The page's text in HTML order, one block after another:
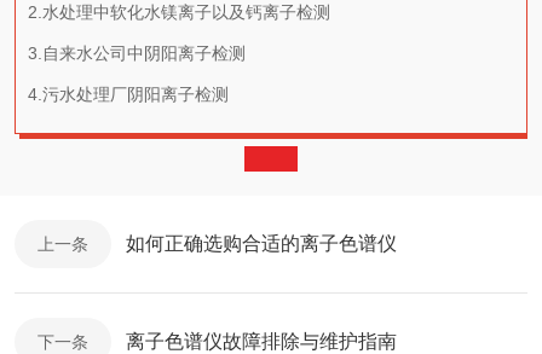
2.水处理中软化水镁离子以及钙离子检测
3.自来水公司中阴阳离子检测
4.污水处理厂阴阳离子检测
上一条 如何正确选购合适的离子色谱仪
下一条 离子色谱仪故障排除与维护指南